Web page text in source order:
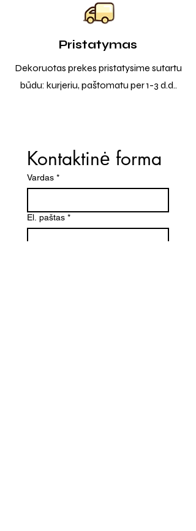
Pristatymas
Dekoruotas prekes pristatysime sutartu
būdu: kurjeriu, paštomatu per 1-3 d.d..
Kontaktinė forma
Vardas *
El. paštas *